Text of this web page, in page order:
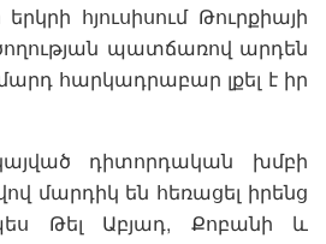
հյուսիսում Թուրքիայի
պատճառով արդեն
մարդ հարկադրաբար լքել է իր
դիտորդական խմբի
մարդիկ են հեռացել իրենց
Թել Աբյադ, Քոբանի և